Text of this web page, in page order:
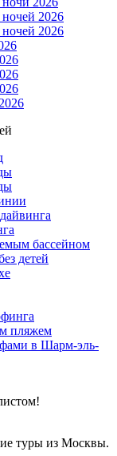
2026
2026
бассейном
детей
пляжем
в Шарм-эль-
туры из Москвы.